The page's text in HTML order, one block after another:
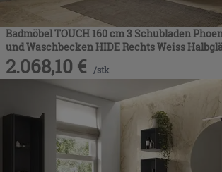
Badmöbel TOUCH 160 cm 3 Schubladen
und Waschbecken HIDE Rechts Weiss
2.068,10 € /stk